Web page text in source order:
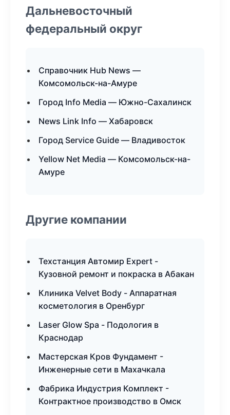
Дальневосточный
федеральный округ
Справочник Hub News —
Комсомольск-на-Амуре
Город Info Media — Южно-Сахалинск
News Link Info — Хабаровск
Город Service Guide — Владивосток
Yellow Net Media — Комсомольск-на-
Амуре
Другие компании
Техстанция Автомир Expert -
Кузовной ремонт и покраска в Абакан
Клиника Velvet Body - Аппаратная
косметология в Оренбург
Laser Glow Spa - Подология в
Краснодар
Мастерская Кров Фундамент -
Инженерные сети в Махачкала
Фабрика Индустрия Комплект -
Контрактное производство в Омск